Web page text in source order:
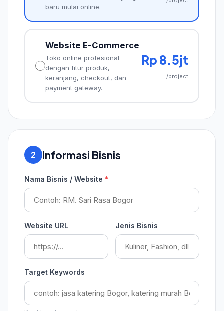
baru mulai online.
Website E-Commerce
Toko online profesional
dengan fitur produk,
keranjang, checkout, dan
payment gateway.
Rp 8.5jt
/project
2 Informasi Bisnis
Nama Bisnis / Website *
Website URL Jenis Bisnis
Target Keywords